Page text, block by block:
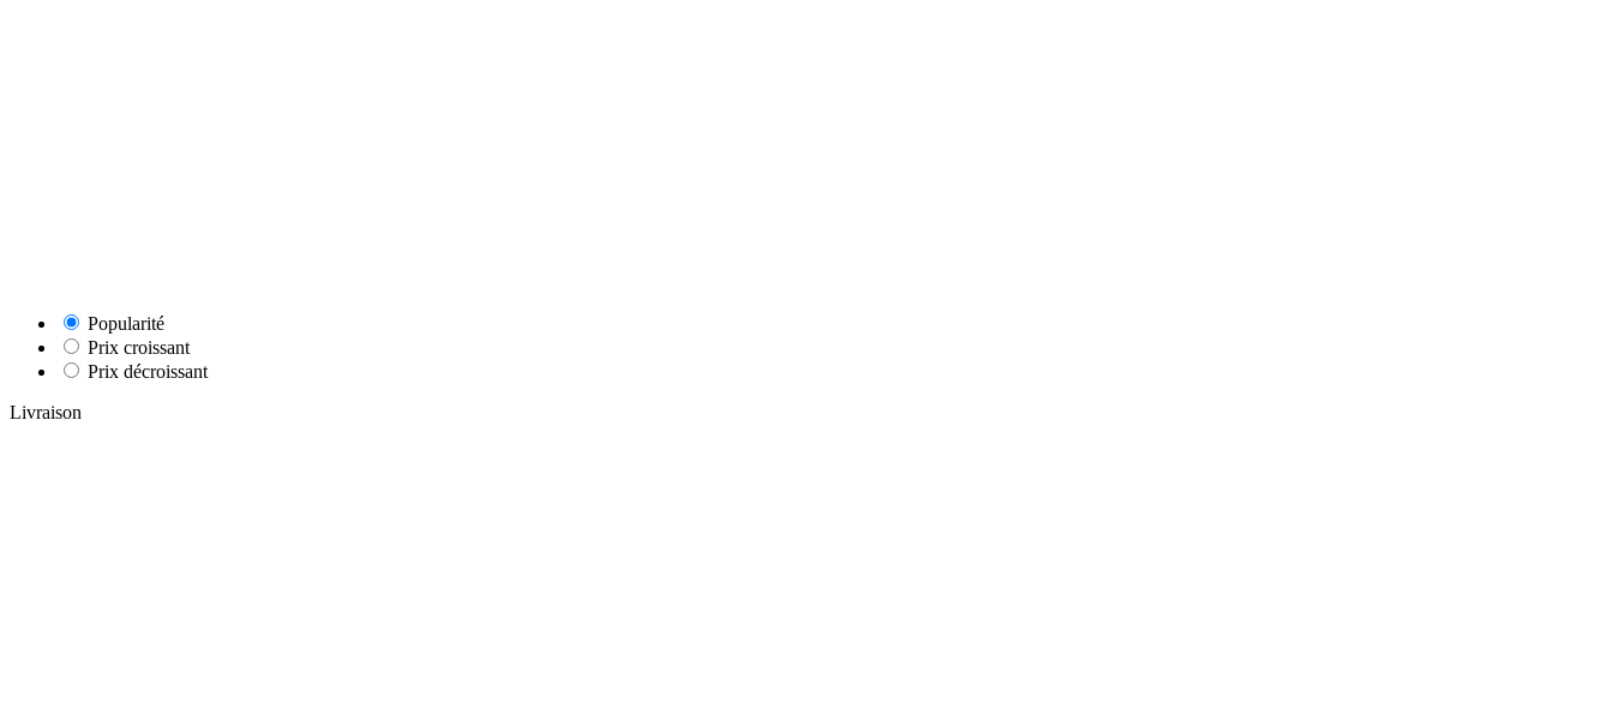
Popularité
Prix croissant
Prix décroissant
Livraison